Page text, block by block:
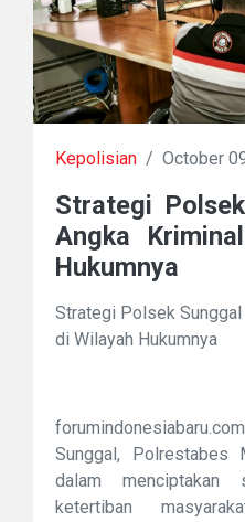
Kepolisian / October
Strategi
Angka
Hukumnya
Strategi Polsek
di Wilayah Hukumnya
Sunggal, Polrestabes
dalam menciptakan
ketertiban